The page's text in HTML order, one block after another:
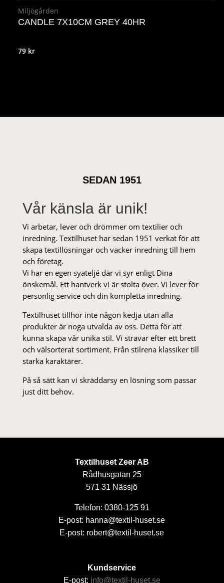
Miljögården
CANDLE 7X10CM GREY 40HR
79 kr
SEDAN 1951
Vår känsla är unik!
Vi arbetar, lever och drömmer om textilier och
inredning. Textilhuset har sedan 1951 verkat för att
skapa textillösningar och vacker inredning till hem
och företag.
Vi har en egen syateljé där vi syr enligt Dina
önskemål. Ett hantverk vi är stolta över. Vi lever för
personlig service och din kompletta inredning.
Textilhuset tillhör inte någon kedja utan alla
produkter är noga utvalda av oss. Detta för att
kunna skapa vår unika stil. Vi strä­var efter ett brett
och välsorterat sor­ti­ment. Från stil­rena klas­siker till
starka karaktärer.
På så sätt kan vi skräddarsy en lösning som passar
just ditt behov.
Textilhuset Zeer AB
Rådhusgatan 25
571 31 Nässjö
Telefon: 0380-125 91
E-post: hanna@textil-huset.se
E-post: robert@textil-huset.se
Kundservice
E-post: info@textil-huset.se